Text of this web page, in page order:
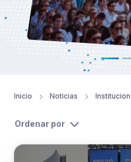
Ordenar por
Institucional